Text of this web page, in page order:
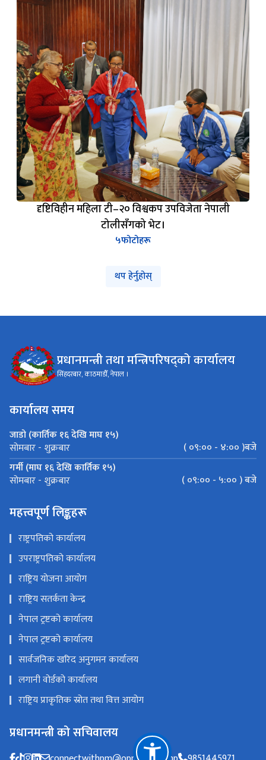
दृष्टिविहीन महिला टी–२० विश्वकप उपविजेता नेपाली
टोलीसँगको भेट।
५फोटोहरू
थप हेर्नुहोस्
प्रधानमन्त्री तथा मन्त्रिपरिषद्को कार्यालय
सिंहदरबार, काठमाडौँ, नेपाल ।
कार्यालय समय
जाडो (कार्तिक १६ देखि माघ १५)
सोमबार - शुक्रबार
( ०९:०० - ४:०० )बजे
गर्मी (माघ १६ देखि कार्तिक १५)
सोमबार - शुक्रबार ( ०९:०० - ५:०० ) बजे
महत्त्वपूर्ण लिङ्कहरू
राष्ट्रपतिको कार्यालय
उपराष्ट्रपतिको कार्यालय
राष्ट्रिय योजना आयोग
राष्ट्रिय सतर्कता केन्द्र
नेपाल ट्रष्टको कार्यालय
नेपाल ट्रष्टको कार्यालय
सार्वजनिक खरिद अनुगमन कार्यालय
लगानी वोर्डको कार्यालय
राष्ट्रिय प्राकृतिक स्रोत तथा वित्त आयोग
प्रधानमन्त्री को सचिवालय